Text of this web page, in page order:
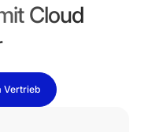
Cloud
Vertrieb